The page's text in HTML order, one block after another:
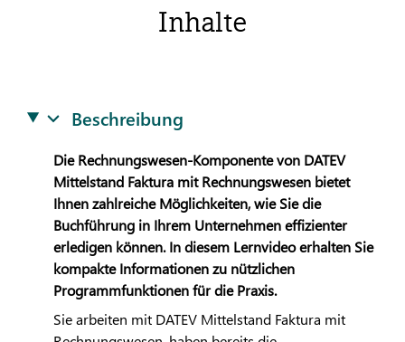
Inhalte
Beschreibung
Die Rechnungswesen-Komponente von DATEV
Mittelstand Faktura mit Rechnungswesen bietet
Ihnen zahlreiche Möglichkeiten, wie Sie die
Buchführung in Ihrem Unternehmen effizienter
erledigen können. In diesem Lernvideo erhalten Sie
kompakte Informationen zu nützlichen
Programmfunktionen für die Praxis.
Sie arbeiten mit DATEVMittelstand Faktura mit